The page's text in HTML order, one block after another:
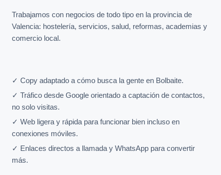
Trabajamos con negocios de todo tipo en la provincia de
Valencia: hostelería, servicios, salud, reformas, academias y
comercio local.
✓ Copy adaptado a cómo busca la gente en Bolbaite.
✓ Tráfico desde Google orientado a captación de contactos,
no solo visitas.
✓ Web ligera y rápida para funcionar bien incluso en
conexiones móviles.
✓ Enlaces directos a llamada y WhatsApp para convertir
más.